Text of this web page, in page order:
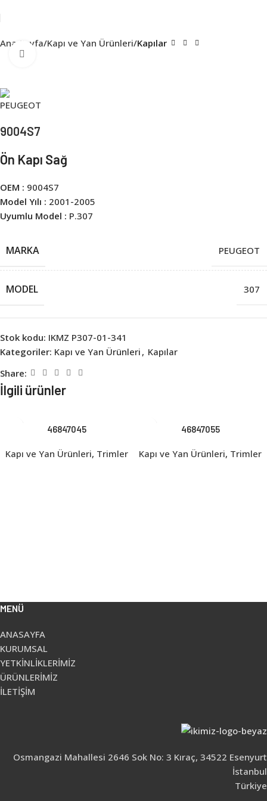
Ana Sayfa Kapı ve Yan Ürünleri Kapılar
9004S7
Ön Kapı Sağ
OEM : 9004S7
Model Yılı : 2001-2005
Uyumlu Model : P.307
MARKA PEUGEOT
MODEL 307
Stok kodu: IKMZ P307-01-341
Kategoriler: Kapı ve Yan Ürünleri , Kapılar
Share:
İlgili ürünler
46847045
Kapı ve Yan Ürünleri, Trimler
46847055
Kapı ve Yan Ürünleri, Trimler
MENÜ
ANASAYFA
KURUMSAL
YETKİNLİKLERİMİZ
ÜRÜNLERİMİZ
İLETİŞİM
Osmangazi Mahallesi 2646 Sok No: 3 Kıraç, 34522 Esenyurt
İstanbul
Türkiye